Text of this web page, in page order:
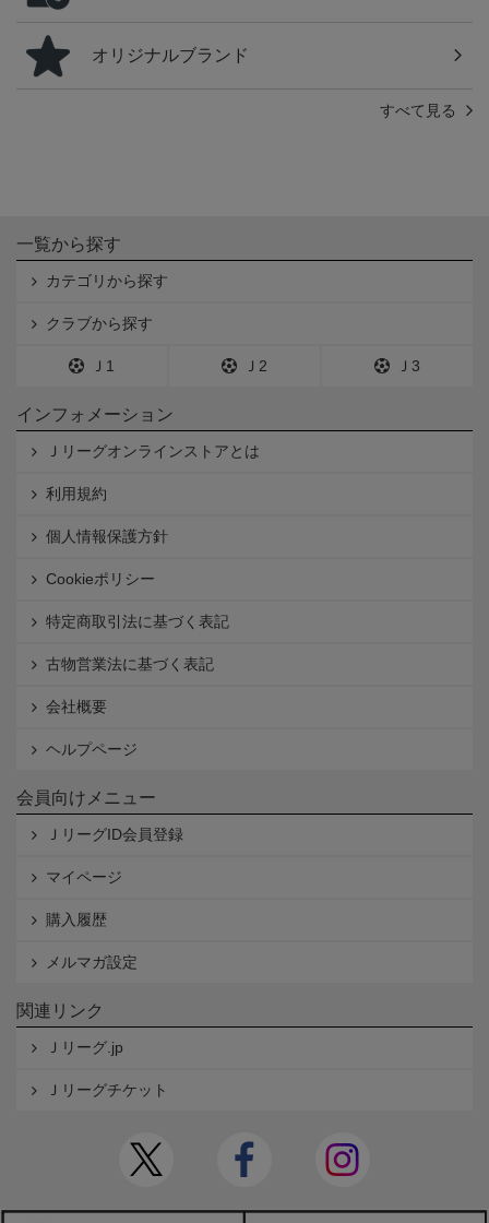
オリジナルブランド
すべて見る
一覧から探す
カテゴリから探す
クラブから探す
Ｊ1 Ｊ2 Ｊ3
インフォメーション
Ｊリーグオンラインストアとは
利用規約
個人情報保護方針
Cookieポリシー
特定商取引法に基づく表記
古物営業法に基づく表記
会社概要
ヘルプページ
会員向けメニュー
ＪリーグID会員登録
マイページ
購入履歴
メルマガ設定
関連リンク
Ｊリーグ.jp
Ｊリーグチケット